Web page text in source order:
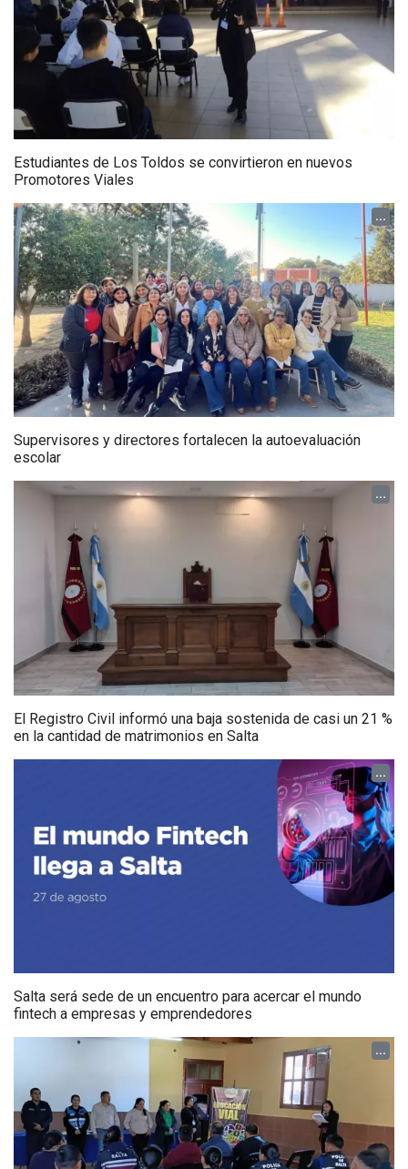
Estudiantes de Los Toldos se convirtieron en nuevos
Promotores Viales
...
Supervisores y directores fortalecen la autoevaluación
escolar
...
El Registro Civil informó una baja sostenida de casi un 21 %
en la cantidad de matrimonios en Salta
...
Salta será sede de un encuentro para acercar el mundo
fintech a empresas y emprendedores
...